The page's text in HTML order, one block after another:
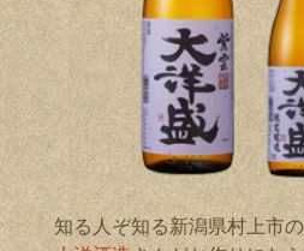
知る人ぞ知る新潟県村上市